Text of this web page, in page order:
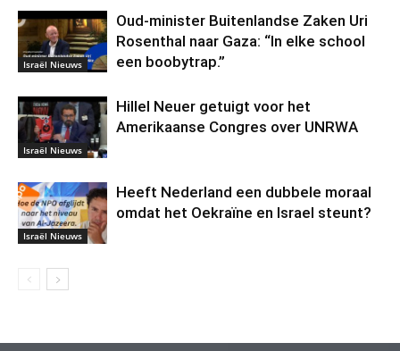
Israël Nieuws
Oud-minister Buitenlandse Zaken Uri
Rosenthal naar Gaza: “In elke school
een boobytrap.”
Israël Nieuws
Hillel Neuer getuigt voor het
Amerikaanse Congres over UNRWA
Israël Nieuws
Heeft Nederland een dubbele moraal
omdat het Oekraïne en Israel steunt?